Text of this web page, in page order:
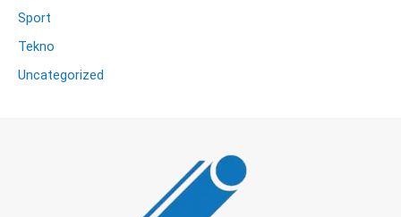
Sport
Tekno
Uncategorized